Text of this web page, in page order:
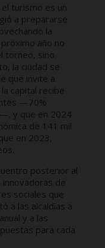
turismo es un
a prepararse
la
año no
torneo, sino
la ciudad se
que invite a
capital recibe
—70%
y que en 2024
de 141 mil
en 2023,
posterior al
de
sociales que
a las alcaldías a
y a las
para cada